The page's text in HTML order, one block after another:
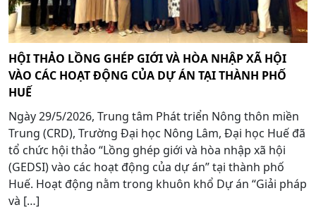
HỘI THẢO LỒNG GHÉP GIỚI VÀ HÒA NHẬP XÃ HỘI
VÀO CÁC HOẠT ĐỘNG CỦA DỰ ÁN TẠI THÀNH PHỐ
HUẾ
Ngày 29/5/2026, Trung tâm Phát triển Nông thôn miền
Trung (CRD), Trường Đại học Nông Lâm, Đại học Huế đã
tổ chức hội thảo “Lồng ghép giới và hòa nhập xã hội
(GEDSI) vào các hoạt động của dự án” tại thành phố
Huế. Hoạt động nằm trong khuôn khổ Dự án “Giải pháp
và […]